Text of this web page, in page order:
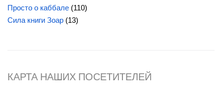
Просто о каббале (110)
Сила книги Зоар (13)
КАРТА НАШИХ ПОСЕТИТЕЛЕЙ